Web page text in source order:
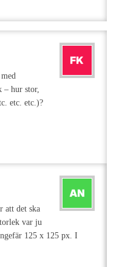
– hur stor,
etc. etc.)?
att det ska
var ju
125 x 125 px. I